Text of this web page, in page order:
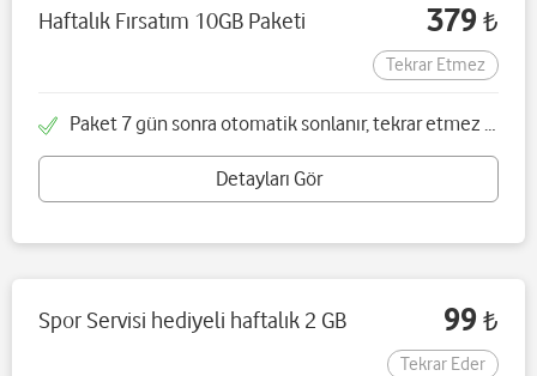
Haftalık Fırsatım 10GB Paketi 379 ₺
Tekrar Etmez
Paket 7 gün sonra otomatik sonlanır, tekrar etmez ve tek seferliktir
Detayları Gör
Spor Servisi hediyeli haftalık 2 GB 99 ₺
Tekrar Eder